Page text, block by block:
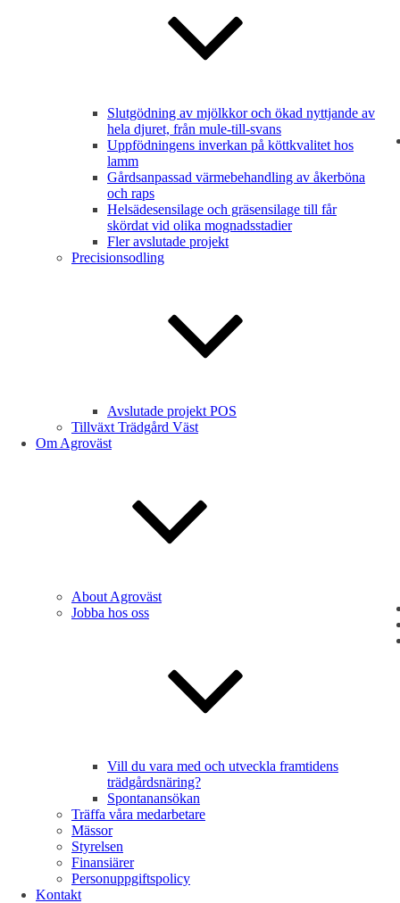
Slutgödning av mjölkkor och ökad nyttjande av
hela djuret, från mule-till-svans
Uppfödningens inverkan på köttkvalitet hos
lamm
Gårdsanpassad värmebehandling av åkerböna
och raps
Helsädesensilage och gräsensilage till får
skördat vid olika mognadsstadier
Fler avslutade projekt
Precisionsodling
Avslutade projekt POS
Tillväxt Trädgård Väst
Om Agroväst
About Agroväst
Jobba hos oss
Vill du vara med och utveckla framtidens
trädgårdsnäring?
Spontanansökan
Träffa våra medarbetare
Mässor
Styrelsen
Finansiärer
Personuppgiftspolicy
Kontakt